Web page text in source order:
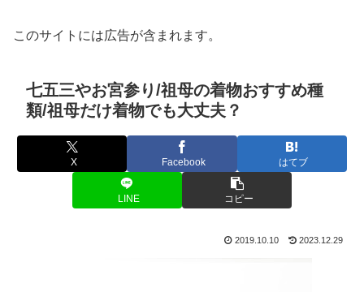
このサイトには広告が含まれます。
七五三やお宮参り/祖母の着物おすすめ種
類/祖母だけ着物でも大丈夫？
X Facebook はてブ
LINE コピー
2019.10.10 2023.12.29